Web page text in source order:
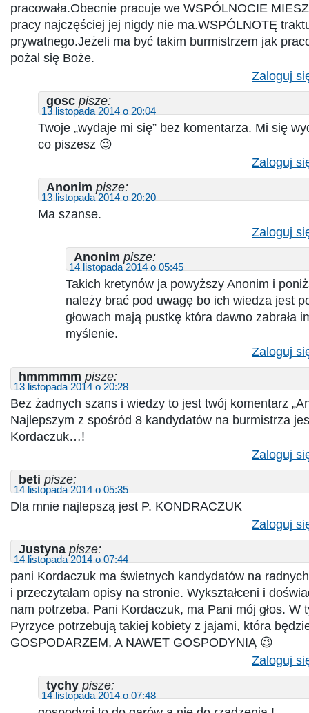
pracowała.Obecnie pracuje we WSPÓLNOCIE
pracy najczęściej jej nigdy nie ma.WSPÓLNOTĘ
prywatnego.Jeżeli ma być takim burmistrzem jak
pożal się Boże.
Zaloguj
gosc pisze:
13 listopada 2014 o 20:04
Twoje „wydaje mi się” bez komentarza. Mi się
co piszesz 😉
Zaloguj
Anonim pisze:
13 listopada 2014 o 20:20
Ma szanse.
Zaloguj
Anonim pisze:
14 listopada 2014 o 05:45
Takich kretynów ja powyższy Anonim i
należy brać pod uwagę bo ich wiedza jest
głowach mają pustkę która dawno zabrała
myślenie.
Zaloguj
hmmmmm pisze:
13 listopada 2014 o 20:28
Bez żadnych szans i wiedzy to jest twój komentarz
Najlepszym z spośród 8 kandydatów na burmistrza
Kordaczuk…!
Zaloguj
beti pisze:
14 listopada 2014 o 05:35
Dla mnie najlepszą jest P. KONDRACZUK
Zaloguj
Justyna pisze:
14 listopada 2014 o 07:44
pani Kordaczuk ma świetnych kandydatów na
i przeczytałam opisy na stronie. Wykształceni i
nam potrzeba. Pani Kordaczuk, ma Pani mój głos. W
Pyrzyce potrzebują takiej kobiety z jajami, która
GOSPODARZEM, A NAWET GOSPODYNIĄ 😉
Zaloguj
tychy pisze:
14 listopada 2014 o 07:48